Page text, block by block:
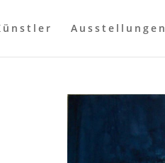
Ausstellungen